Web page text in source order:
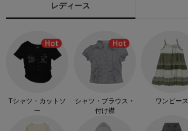
レディース
Tシャツ・カットソ
ー
シャツ・ブラウス・
付け襟
ワンピース